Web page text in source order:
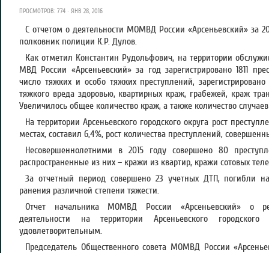
ПРОСМОТРОВ: 774 · ЯНВ 28, 2016
С отчетом о деятельности МОМВД России «Арсеньевский» за
полковник полиции К.Р. Дулов.
Как отметил Константин Рудольфович, на территории
МВД России «Арсеньевский» за год зарегистрировано 1811
число тяжких и особо тяжких преступлений,
тяжкого вреда здоровью, квартирных краж, грабежей, краж
Увеличилось общее количество краж, а также количество
На территории Арсеньевского городского округа рост
местах, составил 6,4%, рост количества преступлений,
Несовершеннолетними в 2015 году совершено 80
распространенные из них – кражи из квартир, кражи сотовых
За отчетный период совершено 23 учетных ДТП, погибли
ранения различной степени тяжести.
Отчет начальника МОМВД России «Арсеньевский» о
деятельности на территории Арсеньевского
удовлетворительным.
Председатель Общественного совета МОМВД России